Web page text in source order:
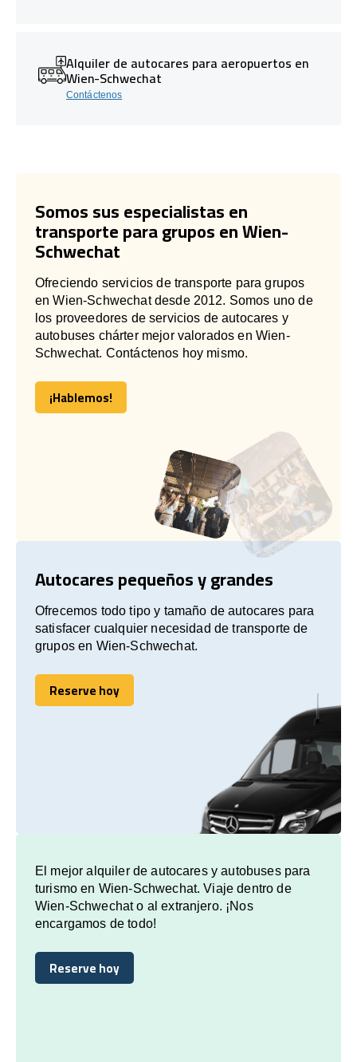
Alquiler de autocares para aeropuertos en
Wien-Schwechat
Contáctenos
Somos sus especialistas en
transporte para grupos en Wien-
Schwechat
Ofreciendo servicios de transporte para grupos
en Wien-Schwechat desde 2012. Somos uno de
los proveedores de servicios de autocares y
autobuses chárter mejor valorados en Wien-
Schwechat. Contáctenos hoy mismo.
¡Hablemos!
¡Hablemos!
Autocares pequeños y grandes
Ofrecemos todo tipo y tamaño de autocares para
satisfacer cualquier necesidad de transporte de
grupos en Wien-Schwechat.
Reserve hoy
Reserve hoy
El mejor alquiler de autocares y autobuses para
turismo en Wien-Schwechat. Viaje dentro de
Wien-Schwechat o al extranjero. ¡Nos
encargamos de todo!
Reserve hoy
Reserve hoy